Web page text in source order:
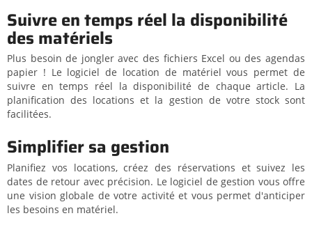
Suivre en temps réel la disponibilité
des matériels
Plus besoin de jongler avec des fichiers Excel ou des agendas
papier ! Le logiciel de location de matériel vous permet de
suivre en temps réel la disponibilité de chaque article. La
planification des locations et la gestion de votre stock sont
facilitées.
Simplifier sa gestion
Planifiez vos locations, créez des réservations et suivez les
dates de retour avec précision. Le logiciel de gestion vous offre
une vision globale de votre activité et vous permet d'anticiper
les besoins en matériel.